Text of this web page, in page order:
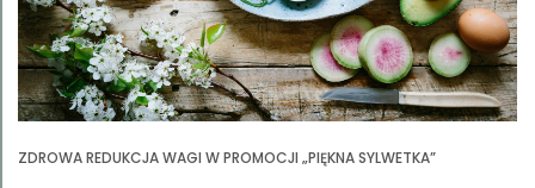
ZDROWA REDUKCJA WAGI W PROMOCJI „PIĘKNA SYLWETKA”